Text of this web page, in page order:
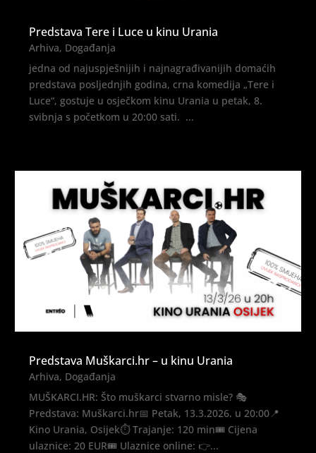
Predstava Tere i Luce u kinu Urania
Arhiva, Događanja
jedna od najuspješnijih i najnagrađivanijih domaćih
predstava posljednjih godina, crna komedija „Tere i
Luce“, gostuje u osječkom kinu Urania u petak, 8.
svibnja s početkom u 20:00 sati. ...
Predstava Muškarci.hr – u kinu Urania
Arhiva, Događanja
MUŠKARCI.HR: Što muškarci stvarno misle? 🎭
Predstava: Muškarci.hr📅 Petak, 13.3.2026. u 20:00📍
Kino Urania, Osijek⏱️ Trajanje: 120 min🎟️ Cijena
ulaznice: 20 EUR🎟️ Ulaznice online: 👉...